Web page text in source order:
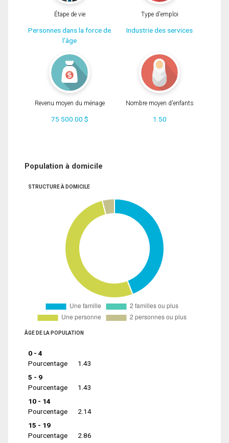
Étape de vie
Personnes dans la force de
l'âge
Type d'emploi
Industrie des services
Revenu moyen du ménage
75 500.00 $
Nombre moyen d'enfants
1.50
Population à domicile
STRUCTURE À DOMICILE
ÂGE DE LA POPULATION
0 - 4
Pourcentage
1.43
5 - 9
Pourcentage
1.43
10 - 14
Pourcentage
2.14
15 - 19
Pourcentage
2.86